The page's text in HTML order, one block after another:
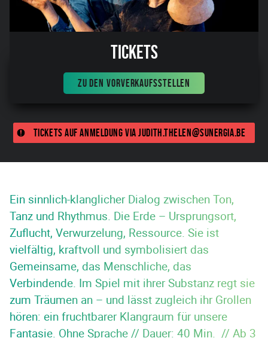
Tickets
ZU DEN VORVERKAUFSSTELLEN
Tickets auf Anmeldung via judith.thelen@sunergia.be
Ein sinnlich-klanglicher Dialog zwischen Ton,
Tanz und Rhythmus. Die Erde – Ursprungsort,
Zuflucht, Verwurzelung, Ressource. Sie ist
vielfältig, kraftvoll und symbolisiert das
Gemeinsame, das Menschliche, das
Verbindende. Im Spiel mit ihrer Substanz regt sie
zum Träumen an – und lässt zugleich ihr Grollen
hören: ein fruchtbarer Klangraum für unsere
Fantasie. Ohne Sprache // Dauer: 40 Min. // Ab 3